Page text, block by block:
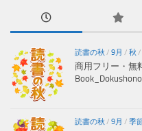
読書の秋 / 9月 / 秋 /
商用フリー・無
読書の秋 / 9月 / 季